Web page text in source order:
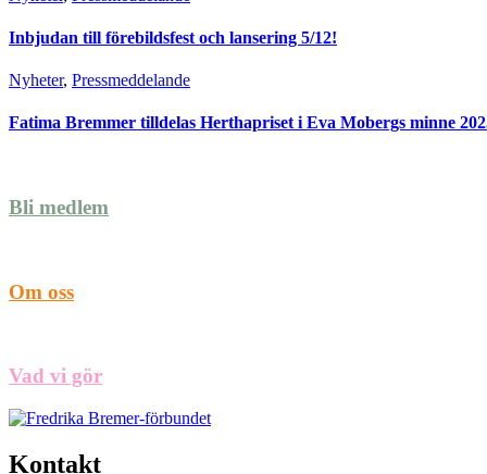
Inbjudan till förebildsfest och lansering 5/12!
Nyheter, Pressmeddelande
Fatima Bremmer tilldelas Herthapriset i Eva Mobergs minne
Bli medlem
Om oss
Vad vi gör
Kontakt